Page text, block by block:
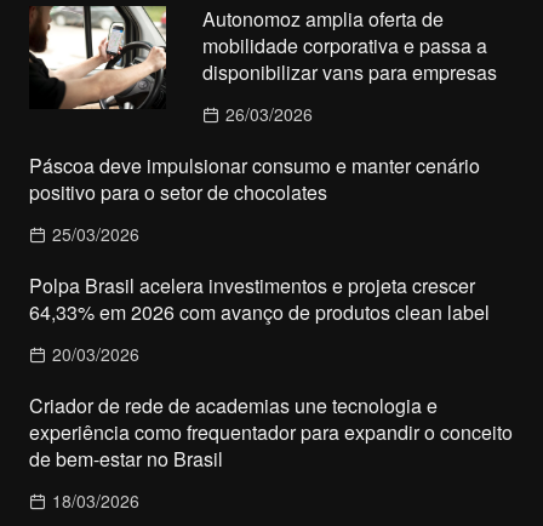
Autonomoz amplia oferta de
mobilidade corporativa e passa a
disponibilizar vans para empresas
26/03/2026
Páscoa deve impulsionar consumo e manter cenário
positivo para o setor de chocolates
25/03/2026
Polpa Brasil acelera investimentos e projeta crescer
64,33% em 2026 com avanço de produtos clean label
20/03/2026
Criador de rede de academias une tecnologia e
experiência como frequentador para expandir o conceito
de bem-estar no Brasil
18/03/2026